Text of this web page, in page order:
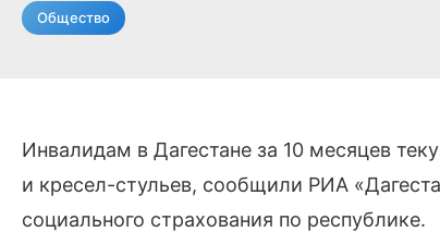
Общество
Инвалидам в Дагестане за 10 месяцев
и кресел-стульев, сообщили РИА
социального страхования по республике.